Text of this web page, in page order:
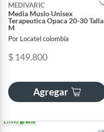
MEDIVARIC
Media Muslo Unisex
Terapeutica Opaca 20-30 Talla
M
Por Locatel colombia
$ 149.800
Agregar
Envíogratis